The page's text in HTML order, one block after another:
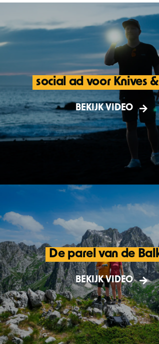
social ad voor Knives &
Social media advertentie voor
TK35R tactical
BEKIJK VIDEO
De parel van de
Met de camera Backpacks van
trekken we de ruige,
in van Montenegro.
BEKIJK VIDEO